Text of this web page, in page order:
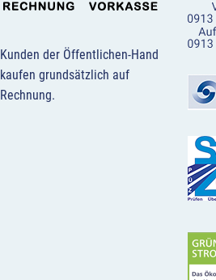
Kunden der Öffentlichen-Hand
kaufen grundsätzlich auf
Rechnung.